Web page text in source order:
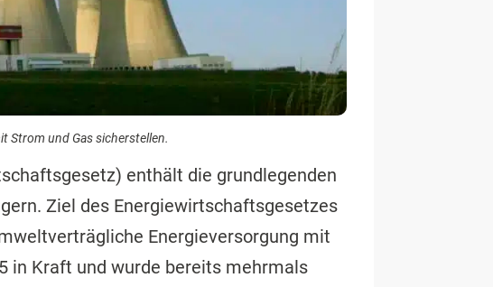
Strom und Gas sicherstellen.
enthält die grundlegenden
Ziel des Energiewirtschaftsgesetzes
Energieversorgung mit
in Kraft und wurde bereits mehrmals